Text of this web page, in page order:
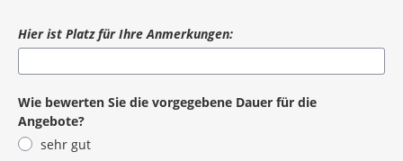
Hier ist Platz für Ihre Anmerkungen:
Wie bewerten Sie die vorgegebene Dauer für die
Angebote?
sehr gut